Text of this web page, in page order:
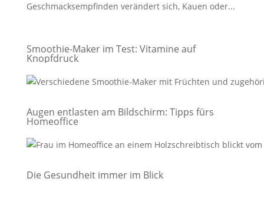
Geschmacksempfinden verändert sich, Kauen oder...
Smoothie-Maker im Test: Vitamine auf
Knopfdruck
Augen entlasten am Bildschirm: Tipps fürs
Homeoffice
Die Gesundheit immer im Blick